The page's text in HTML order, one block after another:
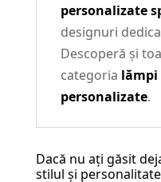
personalizate
designuri
Descoperă și
categoria lămpi
personalizate.
Dacă nu ați găsit
stilul și